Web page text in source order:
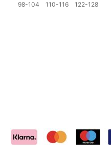
98-104 110-116 122-128